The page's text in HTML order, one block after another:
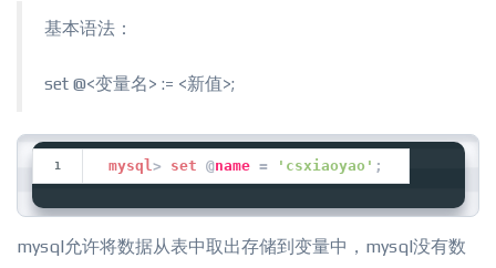
基本语法：
set @<变量名> := <新值>;
mysql> set @name = 'csxiaoyao' ;
mysql允许将数据从表中取出存储到变量中，mysql没有数